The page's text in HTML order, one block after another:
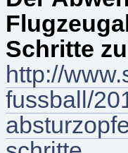
Schritte
http://
fussball/